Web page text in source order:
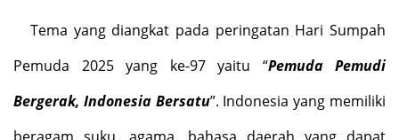
Tema yang diangkat pada peringatan Hari Sumpah
Pemuda 2025 yang ke-97 yaitu “Pemuda Pemudi
Bergerak, Indonesia Bersatu”. Indonesia yang memiliki
beragam suku, agama, bahasa daerah yang dapat